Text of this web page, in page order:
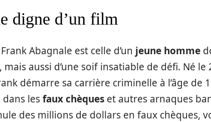
digne d’un film
Abagnale est celle d’un jeune homme
aussi d’une soif insatiable de défi. Né le
démarre sa carrière criminelle à l’âge de
dans lesfaux chèques et autres arnaques
des millions de dollars en faux chèques,